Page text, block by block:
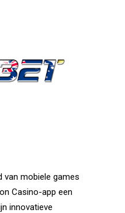
van mobiele games
Casino-app een
innovatieve